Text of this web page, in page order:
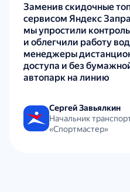
Заменив скидочные
сервисом Яндекс
мы упростили
и облегчили работу
менеджеры
доступа и без
автопарк на линию
Сергей Завьялкин
Начальник
«Спортмастер»